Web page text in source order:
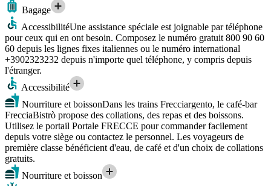
Bagage
AccessibilitéUne assistance spéciale est joignable par téléphone
pour ceux qui en ont besoin. Composez le numéro gratuit 800 90 60
60 depuis les lignes fixes italiennes ou le numéro international
+3902323232 depuis n'importe quel téléphone, y compris depuis
l'étranger.
Accessibilité
Nourriture et boissonDans les trains Frecciargento, le café-bar
FrecciaBistrò propose des collations, des repas et des boissons.
Utilisez le portail Portale FRECCE pour commander facilement
depuis votre siège ou contactez le personnel. Les voyageurs de
première classe bénéficient d'eau, de café et d'un choix de collations
gratuits.
Nourriture et boisson